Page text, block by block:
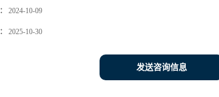
2024-10-09
2025-10-30
发送咨询信息